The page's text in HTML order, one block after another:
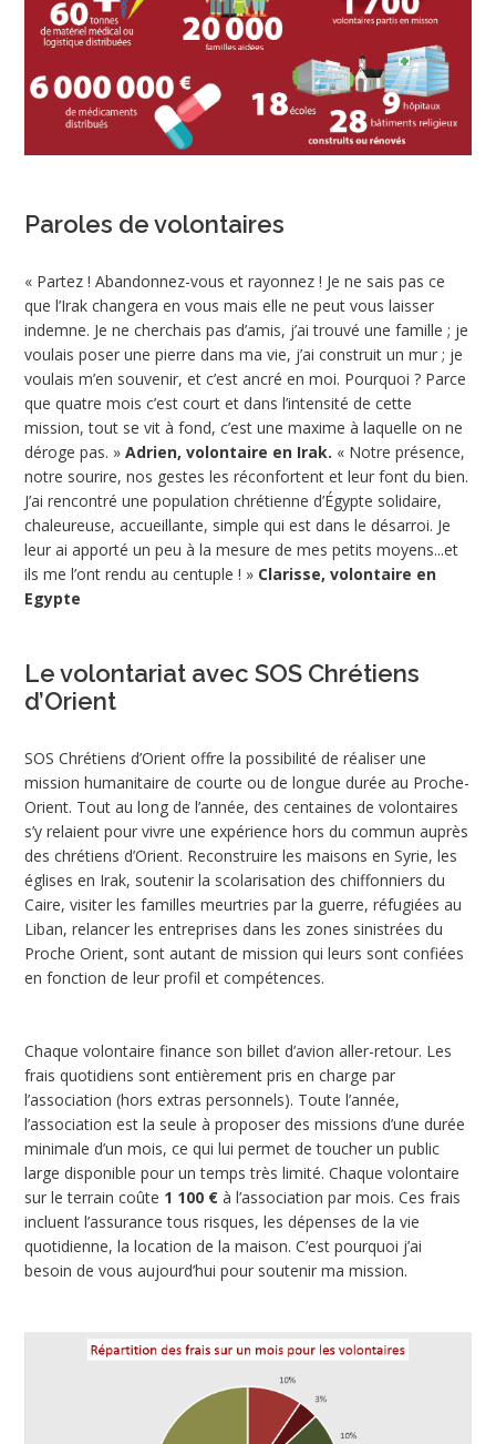
Paroles de volontaires
« Partez ! Abandonnez-vous et rayonnez ! Je ne sais pas ce
que l’Irak changera en vous mais elle ne peut vous laisser
indemne. Je ne cherchais pas d’amis, j’ai trouvé une famille ; je
voulais poser une pierre dans ma vie, j’ai construit un mur ; je
voulais m’en souvenir, et c’est ancré en moi. Pourquoi ? Parce
que quatre mois c’est court et dans l’intensité de cette
mission, tout se vit à fond, c’est une maxime à laquelle on ne
déroge pas. » Adrien, volontaire en Irak. « Notre présence,
notre sourire, nos gestes les réconfortent et leur font du bien.
J’ai rencontré une population chrétienne d’Égypte solidaire,
chaleureuse, accueillante, simple qui est dans le désarroi. Je
leur ai apporté un peu à la mesure de mes petits moyens...et
ils me l’ont rendu au centuple ! » Clarisse, volontaire en
Egypte
Le volontariat avec SOS Chrétiens
d’Orient
SOS Chrétiens d’Orient offre la possibilité de réaliser une
mission humanitaire de courte ou de longue durée au Proche-
Orient. Tout au long de l’année, des centaines de volontaires
s’y relaient pour vivre une expérience hors du commun auprès
des chrétiens d’Orient. Reconstruire les maisons en Syrie, les
églises en Irak, soutenir la scolarisation des chiffonniers du
Caire, visiter les familles meurtries par la guerre, réfugiées au
Liban, relancer les entreprises dans les zones sinistrées du
Proche Orient, sont autant de mission qui leurs sont confiées
en fonction de leur profil et compétences.
Chaque volontaire finance son billet d’avion aller-retour. Les
frais quotidiens sont entièrement pris en charge par
l’association (hors extras personnels). Toute l’année,
l’association est la seule à proposer des missions d’une durée
minimale d’un mois, ce qui lui permet de toucher un public
large disponible pour un temps très limité. Chaque volontaire
sur le terrain coûte 1 100 € à l’association par mois. Ces frais
incluent l’assurance tous risques, les dépenses de la vie
quotidienne, la location de la maison. C’est pourquoi j’ai
besoin de vous aujourd’hui pour soutenir ma mission.